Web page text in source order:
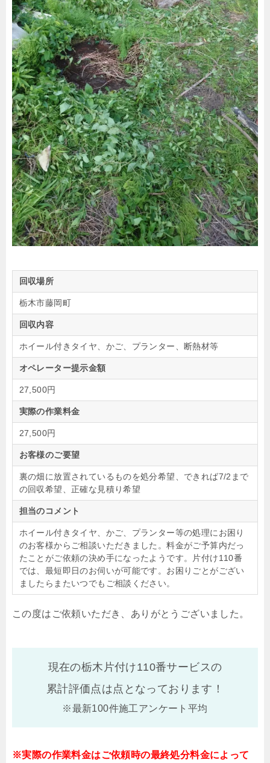
回収場所
栃木市藤岡町
回収内容
ホイール付きタイヤ、かご、プランター、断熱材等
オペレーター提示金額
27,500円
実際の作業料金
27,500円
お客様のご要望
裏の畑に放置されているものを処分希望、できれば7/2まで
の回収希望、正確な見積り希望
担当のコメント
ホイール付きタイヤ、かご、プランター等の処理にお困り
のお客様からご相談いただきました。料金がご予算内だっ
たことがご依頼の決め手になったようです。片付け110番
では、最短即日のお伺いが可能です。お困りごとがござい
ましたらまたいつでもご相談ください。
この度はご依頼いただき、ありがとうございました。
現在の栃木片付け110番サービスの
累計評価点は点となっております！
※最新100件施工アンケート平均
※実際の作業料金はご依頼時の最終処分料金によって